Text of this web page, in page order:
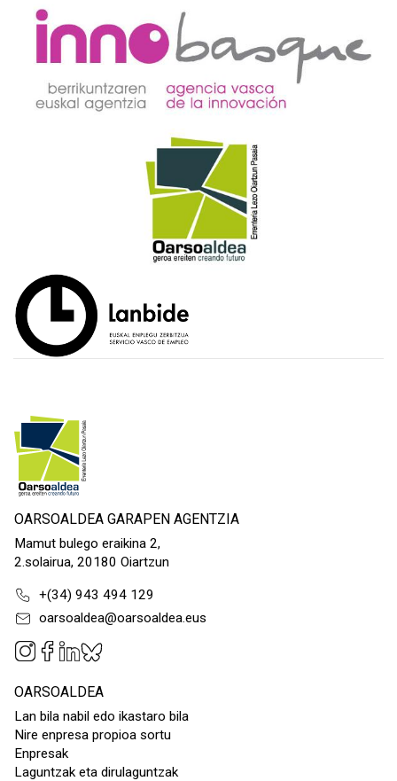
OARSOALDEA GARAPEN AGENTZIA
Mamut bulego eraikina 2,
2.solairua, 20180 Oiartzun
+(34) 943 494 129
oarsoaldea@oarsoaldea.eus
OARSOALDEA
Lan bila nabil edo ikastaro bila
Nire enpresa propioa sortu
Enpresak
Laguntzak eta dirulaguntzak